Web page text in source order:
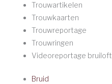
Trouwartikelen
Trouwkaarten
Trouwreportage
Trouwringen
Videoreportage bruiloft
Bruid